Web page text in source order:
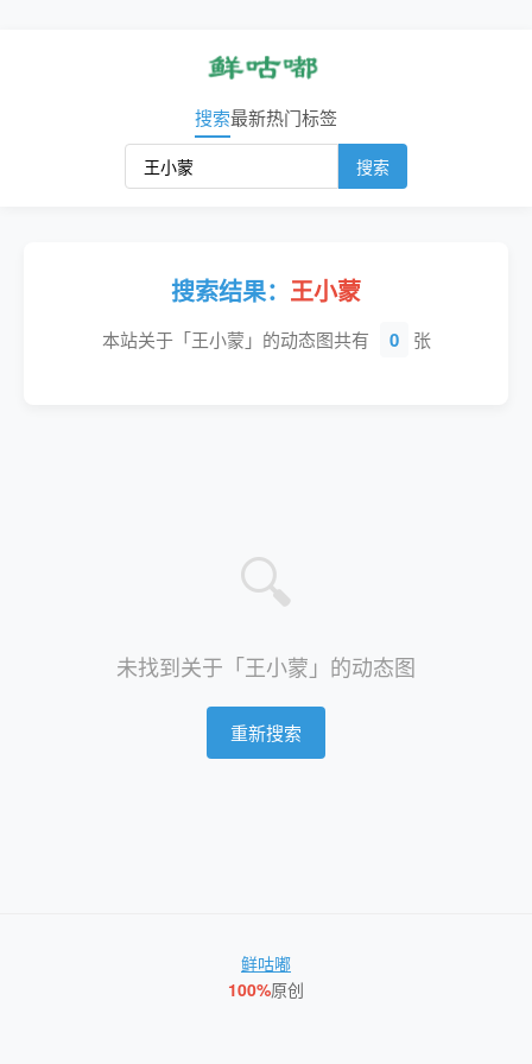
搜索最新热门标签
搜索
搜索结果： 王小蒙
本站关于「王小蒙」的动态图共有 0 张
🔍
未找到关于「王小蒙」的动态图
重新搜索
鲜咕嘟
100%原创